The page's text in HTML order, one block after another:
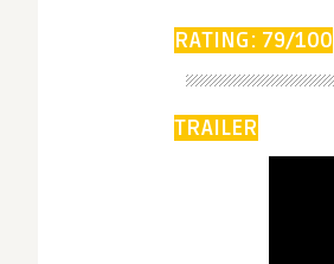
RATING: 79/100
TRAILER